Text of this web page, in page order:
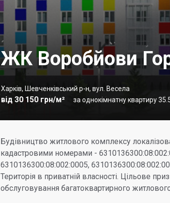
ЖК Воробйови
Харків, Шевченківський р-н, вул. Весела
за однокімнатну квартиру
від 30 150 грн/м²
Будівництво житлового комплексу
кадастровими номерами -
6310136300:08:002:0005,
Територія в приватній власності. Цільове
обслуговування багатоквартирного